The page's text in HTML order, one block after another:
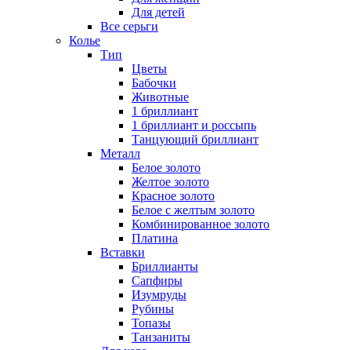
Для детей
Все серьги
Колье
Тип
Цветы
Бабочки
Животные
1 бриллиант
1 бриллиант и россыпь
Танцующий бриллиант
Металл
Белое золото
Желтое золото
Красное золото
Белое с желтым золото
Комбинированное золото
Платина
Вставки
Бриллианты
Сапфиры
Изумруды
Рубины
Топазы
Танзаниты